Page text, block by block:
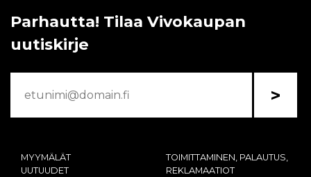
Parhautta! Tilaa Vivokaupan
uutiskirje
>
MYYMÄLÄT
UUTUUDET
TOIMITTAMINEN, PALAUTUS,
REKLAMAATIOT